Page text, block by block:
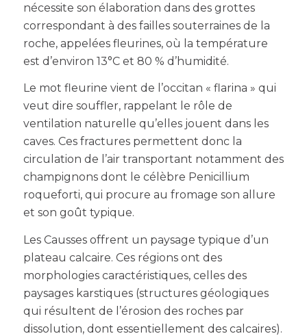
nécessite son élaboration dans des grottes
correspondant à des failles souterraines de la
roche, appelées fleurines, où la température
est d’environ 13°C et 80 % d’humidité.
Le mot fleurine vient de l’occitan « flarina » qui
veut dire souffler, rappelant le rôle de
ventilation naturelle qu’elles jouent dans les
caves. Ces fractures permettent donc la
circulation de l’air transportant notamment des
champignons dont le célèbre Penicillium
roqueforti, qui procure au fromage son allure
et son goût typique.
Les Causses offrent un paysage typique d’un
plateau calcaire. Ces régions ont des
morphologies caractéristiques, celles des
paysages karstiques (structures géologiques
qui résultent de l’érosion des roches par
dissolution, dont essentiellement des calcaires).